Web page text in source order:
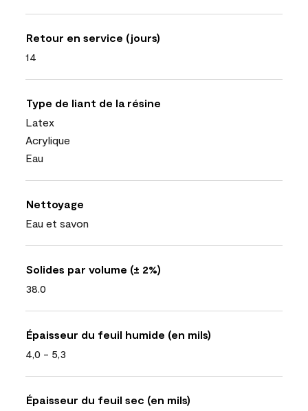
Retour en service (jours)
14
Type de liant de la résine
Latex
Acrylique
Eau
Nettoyage
Eau et savon
Solides par volume (± 2%)
38.0
Épaisseur du feuil humide (en mils)
4,0 - 5,3
Épaisseur du feuil sec (en mils)